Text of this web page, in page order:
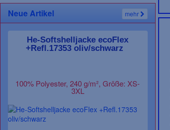
mehr
Neue Artikel
He-Softshelljacke ecoFlex
+Refl.17353 oliv/schwarz
100% Polyester, 240 g/m², Größe: XS-
3XL